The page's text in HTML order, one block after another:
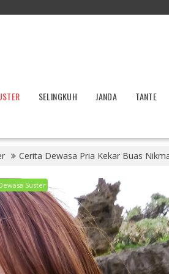
SELINGKUH JANDA TANTE
Cerita Dewasa Pria Kekar Buas
Suster